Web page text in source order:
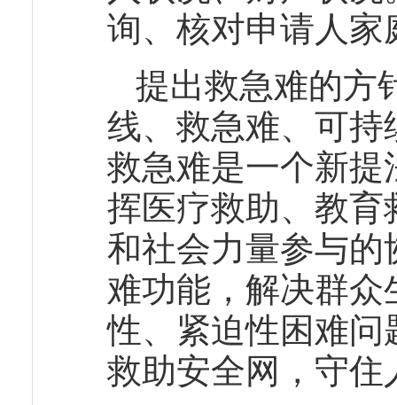
询、核对申请人
提出救急难的方
线、救急难、可
救急难是一个新
挥医疗救助、教
和社会力量参与
难功能，解决群
性、紧迫性困难
救助安全网，守